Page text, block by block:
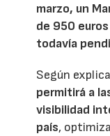
marzo, un
de 950
todavía
Según
permitirá a
visibilidad
país,